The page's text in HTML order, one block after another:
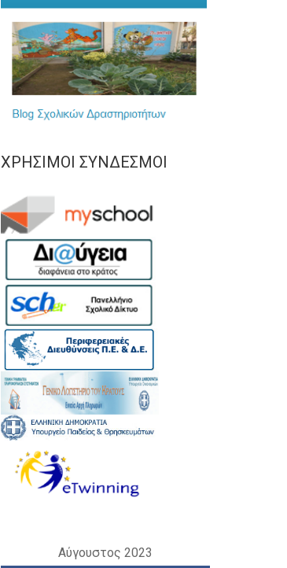
ΧΡΉΣΙΜΟΙ ΣΎΝΔΕΣΜΟΙ
Αύγουστος 2023